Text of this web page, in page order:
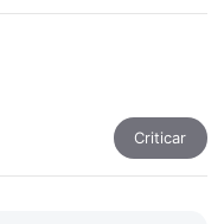
Criticar